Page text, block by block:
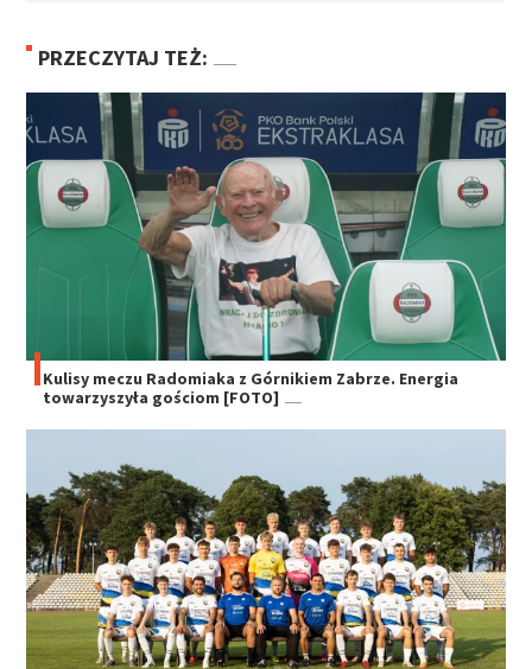
PRZECZYTAJ TEŻ:
Kulisy meczu Radomiaka z Górnikiem Zabrze. Energia
towarzyszyła gościom [FOTO]